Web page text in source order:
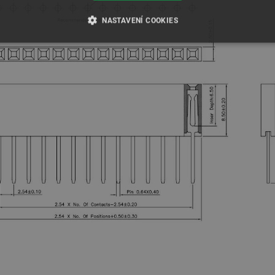
NASTAVENÍ COOKIES
SOUBORY VÝKONOVÉ SOUBORY SOUBORY CÍLENÍ
nutné soubory Výkonové soubory Soubory cílení Funkční soubory
umožňují základní funkce webových stránek, jako je přihlášení uživatele a správa účtu.
Poskytovatel/
Doména
Popis
4 týdny 2
dny
Tento cookie se používá k jedinečné identifikaci
webové stránce, aby sledovala používání a